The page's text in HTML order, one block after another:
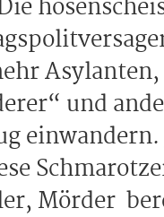
Asylanten,
und
Mörder